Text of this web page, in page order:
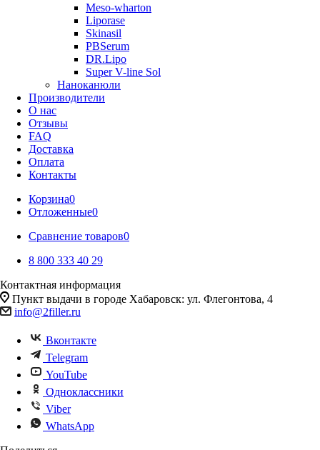
Meso-wharton
Liporase
Skinasil
PBSerum
DR.Lipo
Super V-line Sol
Наноканюли
Производители
О нас
Отзывы
FAQ
Доставка
Оплата
Контакты
Корзина0
Отложенные0
Сравнение товаров0
8 800 333 40 29
Контактная информация
Пункт выдачи в городе Хабаровск: ул. Флегонтова, 4
info@2filler.ru
Вконтакте
Telegram
YouTube
Одноклассники
Viber
WhatsApp